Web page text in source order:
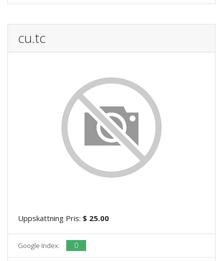
cu.tc
Uppskattning Pris: $ 25.00
Google Index: 0